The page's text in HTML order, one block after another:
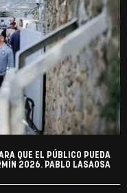
QUE EL PÚBLICO PUEDA
2026. PABLO LASAOSA